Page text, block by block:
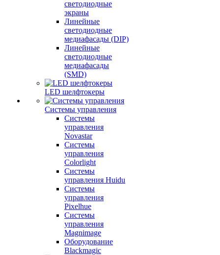
светодиодные
экраны
Линейные
светодиодные
медиафасады (DIP)
Линейные
светодиодные
медиафасады
(SMD)
LED шелфтокеры
Системы управления
Системы
управления
Novastar
Системы
управления
Colorlight
Системы
управления Huidu
Системы
управления
Pixelhue
Системы
управления
Magnimage
Оборудование
Blackmagic